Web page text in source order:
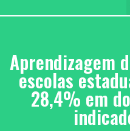
Aprendizagem
escolas
28,4% em